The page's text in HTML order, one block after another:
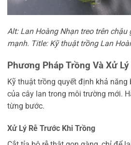
Alt: Lan Hoàng Nhạn treo trên chậu
mạnh. Title: Kỹ thuật trồng Lan
Phương Pháp Trồng Và Xử
Kỹ thuật trồng quyết định khả năng
của cây lan trong môi trường mới.
từng bước.
Xử Lý Rễ Trước Khi Trồng